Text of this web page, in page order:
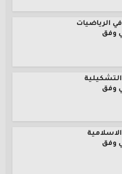
الرياضيات
وفق
التشكيلية
وفق
وفق